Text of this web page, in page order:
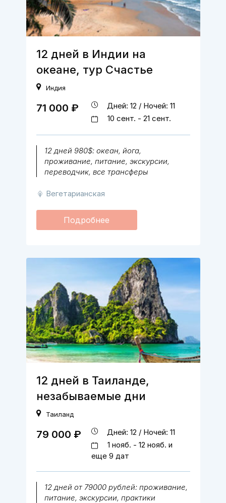
12 дней в Индии на
океане, тур Счастье
Индия
12 дней 980$: океан, йога,
проживание, питание, экскурсии,
переводчик, все трансферы
Вегетарианская
71 000 ₽
Дней: 12 / Ночей: 11
10 сент. - 21 сент.
Подробнее
12 дней в Таиланде,
незабываемые дни
Таиланд
12 дней от 79000 рублей: проживание,
питание, экскурсии, практики
79 000 ₽
Дней: 12 / Ночей: 11
1 нояб. - 12 нояб. и
еще 9 дат